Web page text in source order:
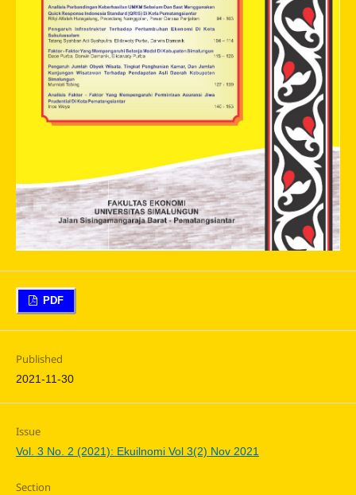
PDF
Published
2021-11-30
Issue
Vol. 3 No. 2 (2021): Ekuilnomi Vol 3(2) Nov 2021
Section